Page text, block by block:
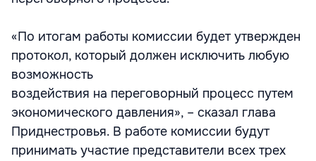
«По итогам работы комиссии будет утвержден
протокол, который должен исключить любую
возможность
воздействия на переговорный процесс путем
экономического давления», – сказал глава
Приднестровья. В работе комиссии будут
принимать участие представители всех трех